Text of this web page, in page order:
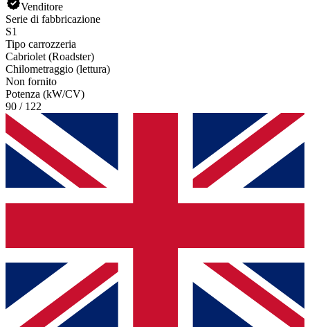
Venditore
Serie di fabbricazione
S1
Tipo carrozzeria
Cabriolet (Roadster)
Chilometraggio (lettura)
Non fornito
Potenza (kW/CV)
90 / 122